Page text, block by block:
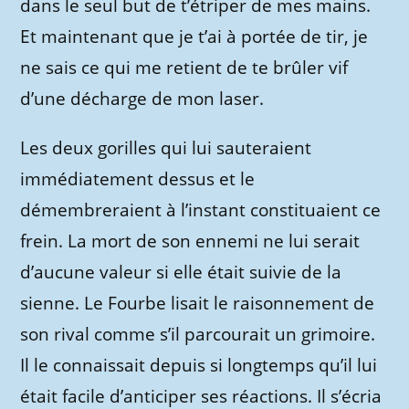
dans le seul but de t’étriper de mes mains.
Et maintenant que je t’ai à portée de tir, je
ne sais ce qui me retient de te brûler vif
d’une décharge de mon laser.
Les deux gorilles qui lui sauteraient
immédiatement dessus et le
démembreraient à l’instant constituaient ce
frein. La mort de son ennemi ne lui serait
d’aucune valeur si elle était suivie de la
sienne. Le Fourbe lisait le raisonnement de
son rival comme s’il parcourait un grimoire.
Il le connaissait depuis si longtemps qu’il lui
était facile d’anticiper ses réactions. Il s’écria